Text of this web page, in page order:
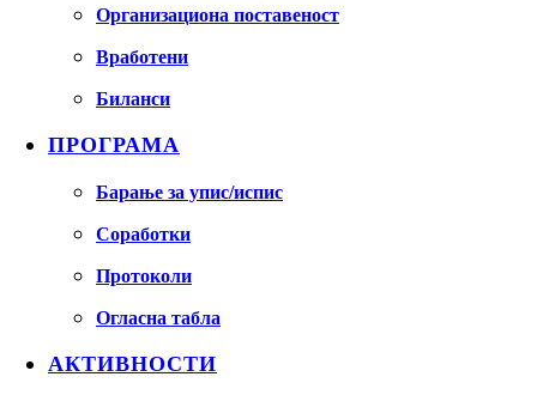
Организациона поставеност
Вработени
Биланси
ПРОГРАМА
Барање за упис/испис
Соработки
Протоколи
Огласна табла
АКТИВНОСТИ